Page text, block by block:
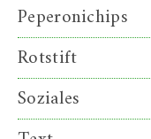
Peperonichips
Rotstift
Soziales